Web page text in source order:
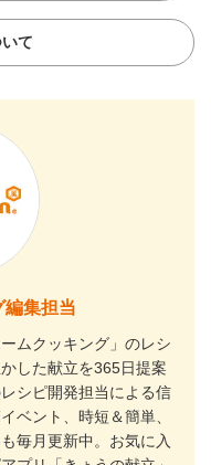
て
編集担当
ムクッキング」のレシ
した献立を365日提案
シピ開発担当による信
ベント、時短＆簡単、
毎月更新中。お気に入